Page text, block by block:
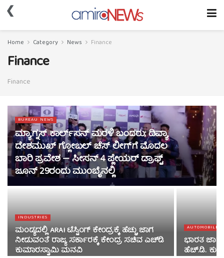
❮
Home Category News Finance
Finance
Finance
BUREAU NEWS
ಮ್ಯಾಗ್ನಸ್ ಕಾರ್ಲ್‌ಸನ್ ಮರಳಿ ಬಂದರು; ದಿವ್ಯಾ
ದೇಶಮುಖ್‌ ಗ್ಲೋಬಲ್ ಚೆಸ್ ಲೀಗ್‌ಗೆ ಮೊದಲ
ಬಾರಿ ಪ್ರವೇಶ — ಸೀಸನ್ 4 ಪ್ಲೇಯರ್ ಡ್ರಾಫ್ಟ್
ಜೂನ್ 29ರಂದು ಮುಂಬೈನಲ್ಲಿ
INDUSTRIES
ಮಂಡ್ಯದಲ್ಲಿ ARAI ಟೆಸ್ಟಿಂಗ್ ಕೇಂದ್ರಕ್ಕೆ ಹೆಚ್ಚು ಜಾಗ
ನೀಡುವಂತೆ ರಾಜ್ಯ ಸರ್ಕಾರಕ್ಕೆ ಕೇಂದ್ರ ಸಚಿವ ಎಚ್‌ಡಿ
ಕುಮಾರಸ್ವಾಮಿ ಮನವಿ
AUTOMOBILES
ಭಾರತ
ಹೆಚ್.ಡಿ.